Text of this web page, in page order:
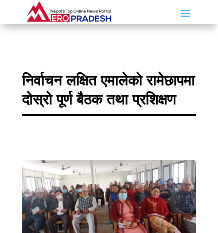
निर्वाचन लक्षित एमालेको रामेछापमा
दोस्रो पूर्ण बैठक तथा प्रशिक्षण